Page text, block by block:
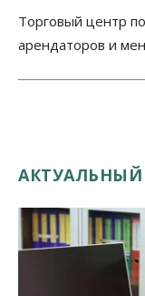
Торговый центр
арендаторов и
АКТУАЛЬНЫЙ